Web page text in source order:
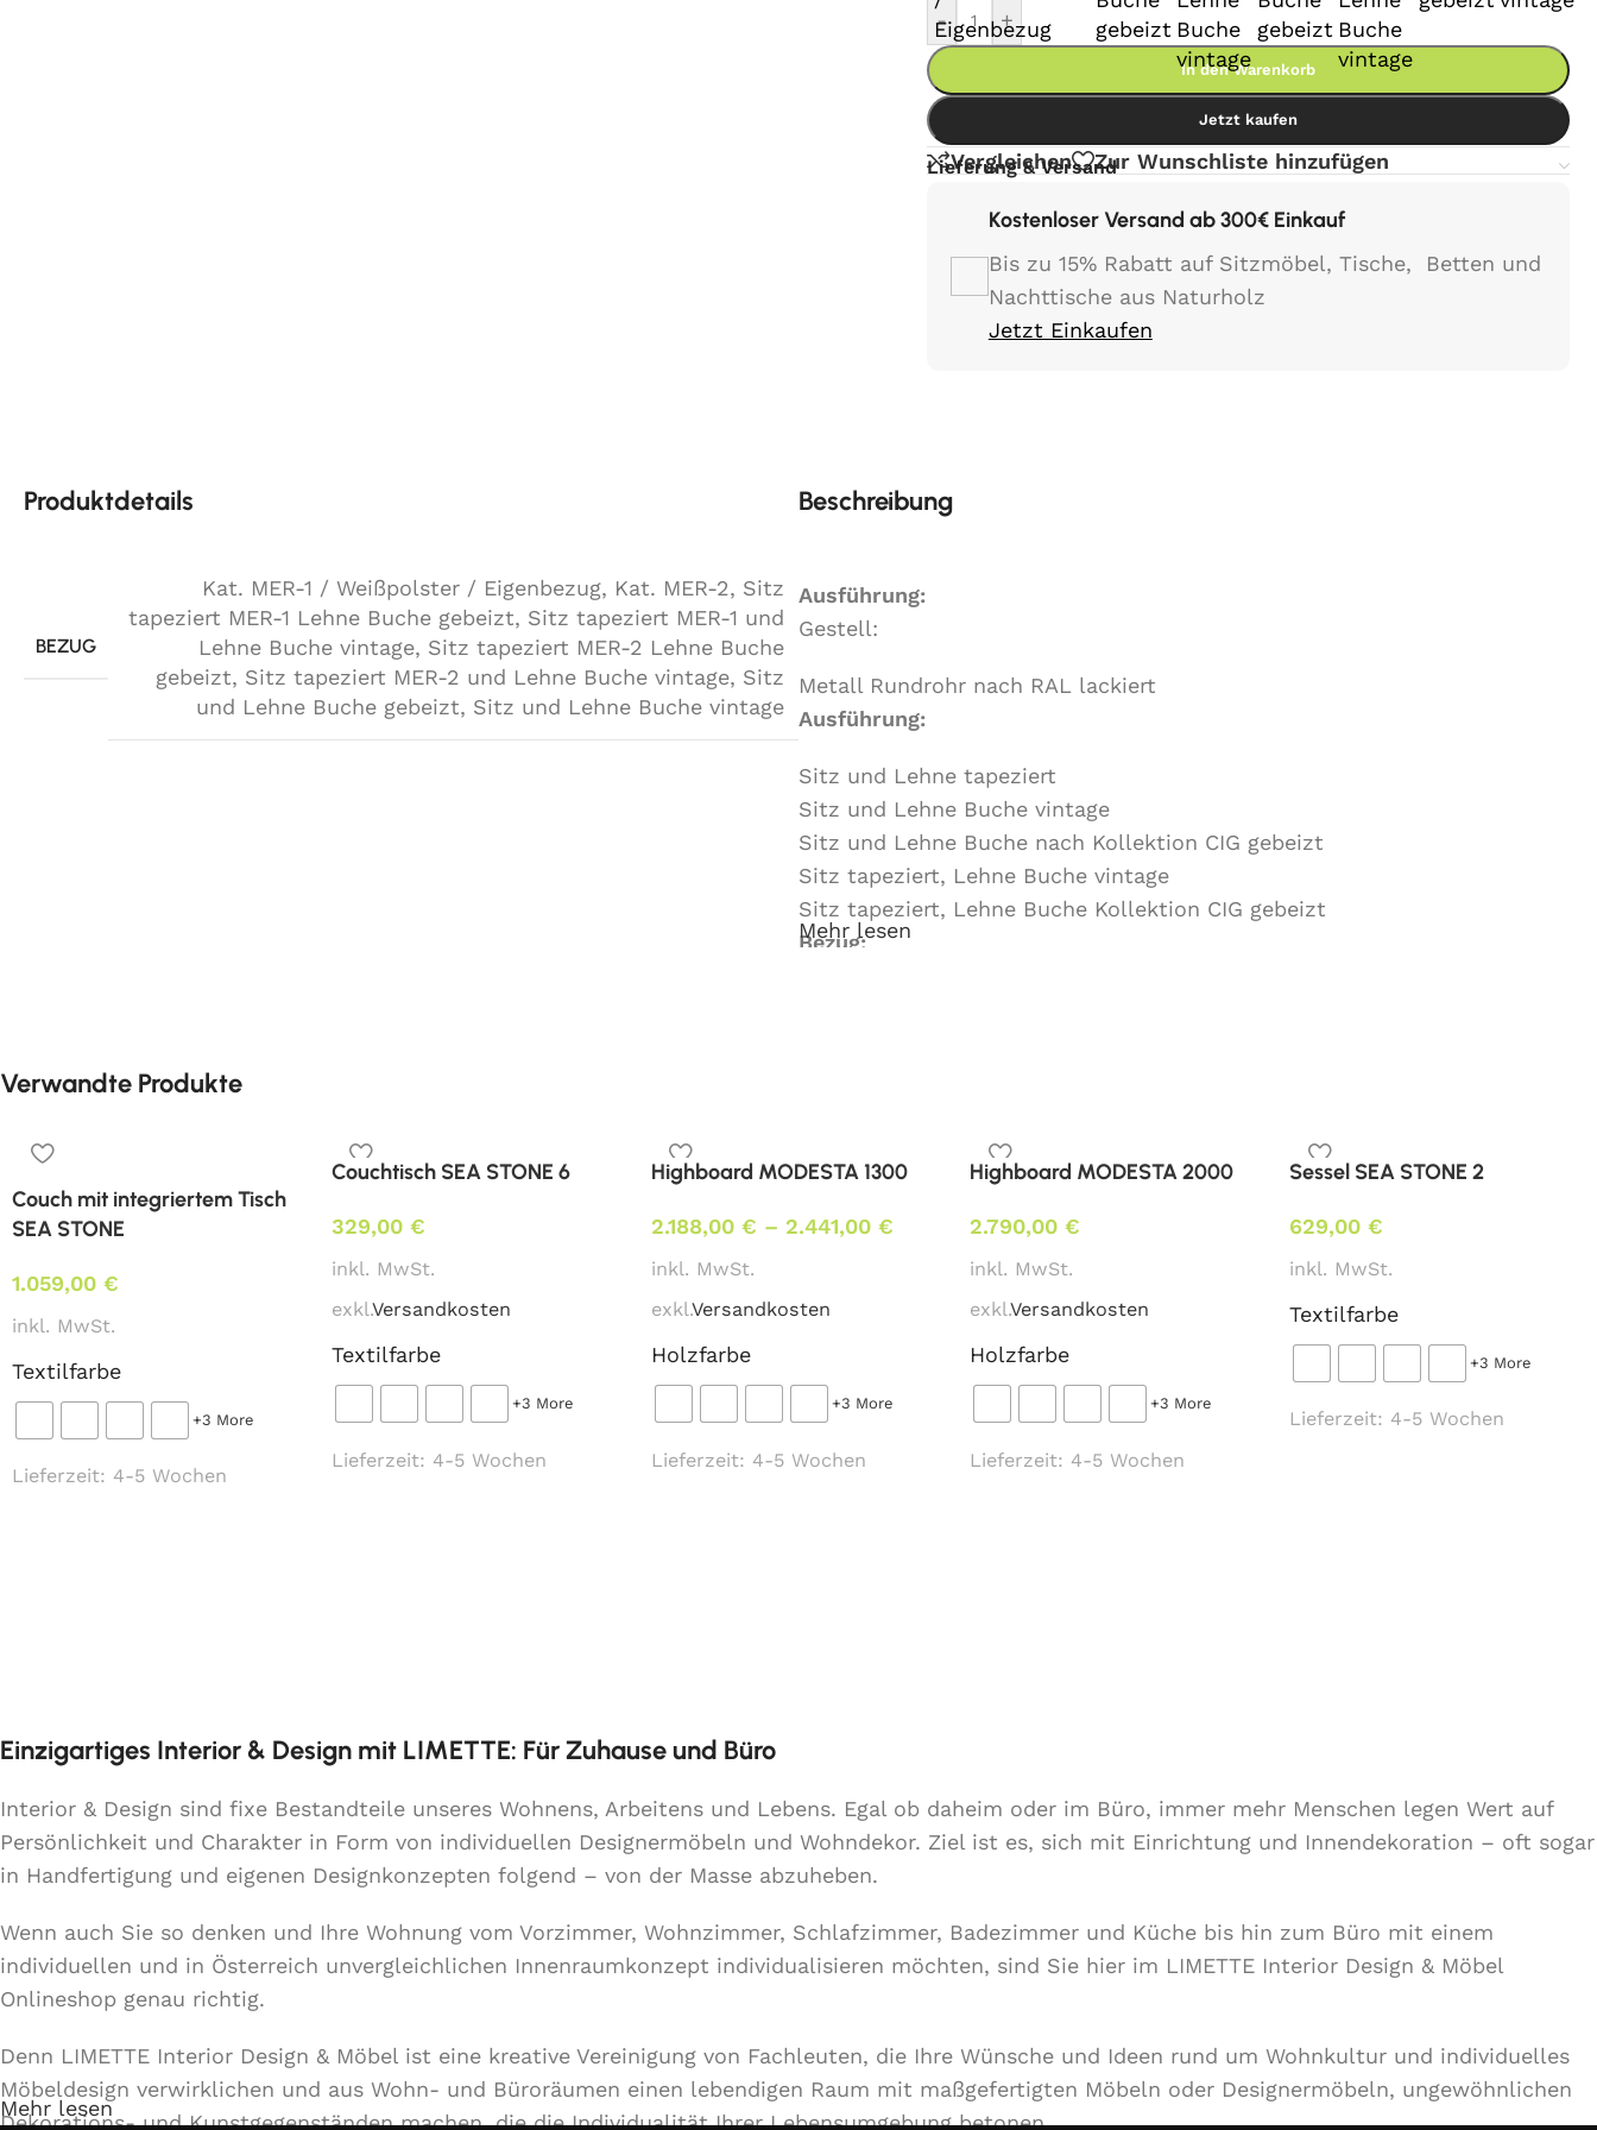
- +
In den Warenkorb
Jetzt kaufen
Vergleichen Zur Wunschliste hinzufügen
Lieferung & Versand
Kostenloser Versand ab 300€ Einkauf
Bis zu 15% Rabatt auf Sitzmöbel, Tische, Betten und
Nachttische aus Naturholz
Jetzt Einkaufen
Produktdetails
BEZUG
Kat. MER-1 / Weißpolster / Eigenbezug, Kat. MER-2, Sitz
tapeziert MER-1 Lehne Buche gebeizt, Sitz tapeziert MER-1 und
Lehne Buche vintage, Sitz tapeziert MER-2 Lehne Buche
gebeizt, Sitz tapeziert MER-2 und Lehne Buche vintage, Sitz
und Lehne Buche gebeizt, Sitz und Lehne Buche vintage
Beschreibung
Ausführung:
Gestell:
Metall Rundrohr nach RAL lackiert
Ausführung:
Sitz und Lehne tapeziert
Sitz und Lehne Buche vintage
Sitz und Lehne Buche nach Kollektion CIG gebeizt
Sitz tapeziert, Lehne Buche vintage
Sitz tapeziert, Lehne Buche Kollektion CIG gebeizt
Bezug:
Breite 54 cm, Tiefe 56 cm, Sitzhöhe 60/65/70/75/80 cm, Gesamthöhe SH
Mindestbestellmenge:
(für Weißpolsterung / beigestellten Bezug)
Sitz und Lehne 0,7 lfm. / Sitz tapeziert 0,4 lfm
ca. 6 – 8
Wochen
Mehr lesen
Verwandte Produkte
Couch mit integriertem Tisch
SEA STONE
1.059,00 €
inkl. MwSt.
Textilfarbe
+3 More
Lieferzeit: 4-5 Wochen
Couchtisch SEA STONE 6
329,00 €
inkl. MwSt.
exkl.Versandkosten
Textilfarbe
+3 More
Lieferzeit: 4-5 Wochen
Highboard MODESTA 1300
2.188,00 € – 2.441,00 €
inkl. MwSt.
exkl.Versandkosten
Holzfarbe
+3 More
Lieferzeit: 4-5 Wochen
Highboard MODESTA 2000
2.790,00€
inkl. MwSt.
exkl.Versandkosten
Holzfarbe
+3 More
Lieferzeit: 4-5 Wochen
Sessel SEA STONE 2
629,00€
inkl. MwSt.
Textilfarbe
+3 More
Lieferzeit: 4-5 Wochen
Einzigartiges Interior & Design mit LIMETTE: Für Zuhause und Büro
Interior & Design sind fixe Bestandteile unseres Wohnens, Arbeitens und Lebens. Egal ob daheim oder im Büro, immer mehr Menschen legen Wert auf
Persönlichkeit und Charakter in Form von individuellen Designermöbeln und Wohndekor. Ziel ist es, sich mit Einrichtung und Innendekoration – oft sogar
in Handfertigung und eigenen Designkonzepten folgend – von der Masse abzuheben.
Wenn auch Sie so denken und Ihre Wohnung vom Vorzimmer, Wohnzimmer, Schlafzimmer, Badezimmer und Küche bis hin zum Büro mit einem
individuellen und in Österreich unvergleichlichen Innenraumkonzept individualisieren möchten, sind Sie hier im LIMETTE Interior Design & Möbel
Onlineshop genau richtig.
Denn LIMETTE Interior Design & Möbel ist eine kreative Vereinigung von Fachleuten, die Ihre Wünsche und Ideen rund um Wohnkultur und individuelles
Möbeldesign verwirklichen und aus Wohn- und Büroräumen einen lebendigen Raum mit maßgefertigten Möbeln oder Designermöbeln, ungewöhnlichen
Dekorations- und Kunstgegenständen machen, die die Individualität Ihrer Lebensumgebung betonen.
Mehr lesen